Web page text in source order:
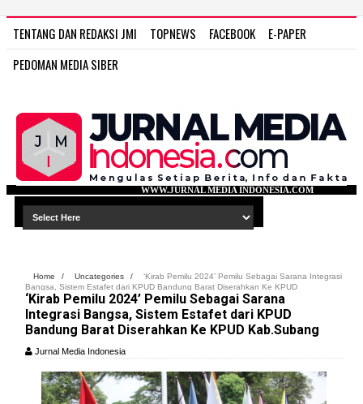
TENTANG DAN REDAKSI JMI TOPNEWS FACEBOOK
E-PAPER
PEDOMAN MEDIA SIBER
WWW.JURNAL MEDIA INDONESIA.COM
Home / Uncategories /
‘Kirab Pemilu 2024’ Pemilu Sebagai Sarana Integrasi
Bangsa, Sistem Estafet dari KPUD Bandung Barat Diserahkan Ke KPUD
Kab.Subang
‘Kirab Pemilu 2024’ Pemilu Sebagai Sarana
Integrasi Bangsa, Sistem Estafet dari KPUD
Bandung Barat Diserahkan Ke KPUD Kab.Subang
Jurnal Media Indonesia